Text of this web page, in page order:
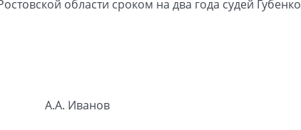
области сроком на два года судей Губенко
А.А. Иванов